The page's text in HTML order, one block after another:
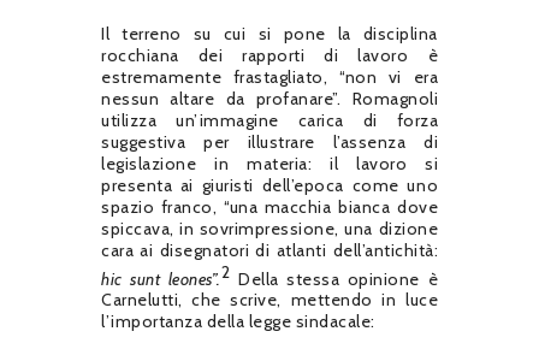
Il terreno su cui si pone la disciplina
rocchiana dei rapporti di lavoro è
estremamente frastagliato, “non vi era
nessun altare da profanare”. Romagnoli
utilizza un’immagine carica di forza
suggestiva per illustrare l’assenza di
legislazione in materia: il lavoro si
presenta ai giuristi dell’epoca come uno
spazio franco, “una macchia bianca dove
spiccava, in sovrimpressione, una dizione
cara ai disegnatori di atlanti dell’antichità:
hic sunt leones”.2 Della stessa opinione è
Carnelutti, che scrive, mettendo in luce
l’importanza della legge sindacale: